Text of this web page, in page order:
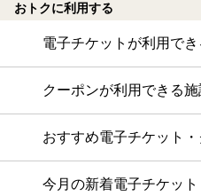
おトクに利用する
電子チケットが利用で
クーポンが利用できる
おすすめ電子チケット
今月の新着電子チケッ